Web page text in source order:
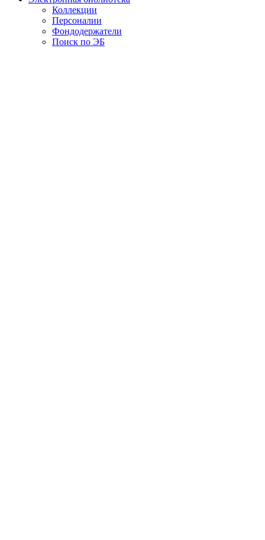
Коллекции
Персоналии
Фондодержатели
Поиск по ЭБ